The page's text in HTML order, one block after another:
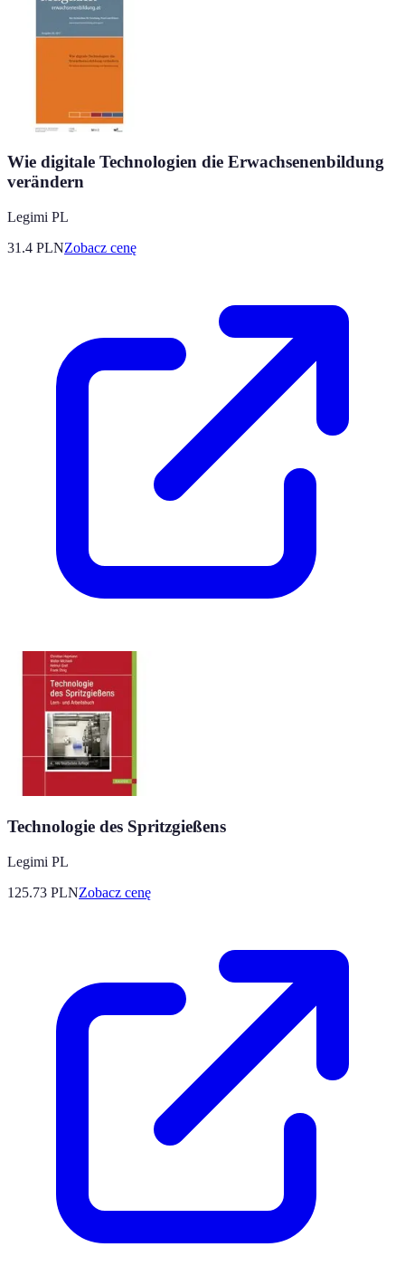
Wie digitale Technologien die Erwachsenenbildung
verändern
Legimi PL
31.4 PLNZobacz cenę
Technologie des Spritzgießens
Legimi PL
125.73 PLNZobacz cenę